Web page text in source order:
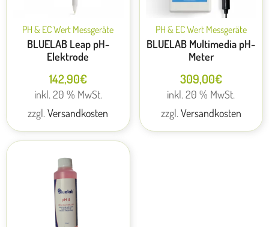
PH & EC Wert Messgeräte
BLUELAB Leap pH-
Elektrode
142,90€
inkl. 20 % MwSt.
zzgl.Versandkosten
PH & EC Wert Messgeräte
BLUELAB Multimedia pH-
Meter
309,00€
inkl. 20 % MwSt.
zzgl.Versandkosten